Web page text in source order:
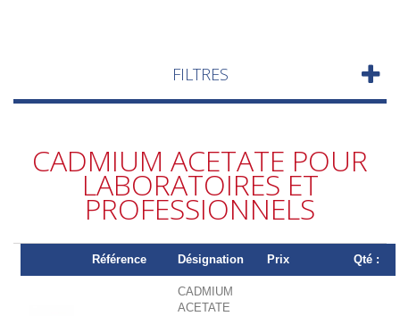
FILTRES
CADMIUM ACETATE POUR
LABORATOIRES ET
PROFESSIONNELS
Référence Désignation Prix Qté :
CADMIUM
ACETATE